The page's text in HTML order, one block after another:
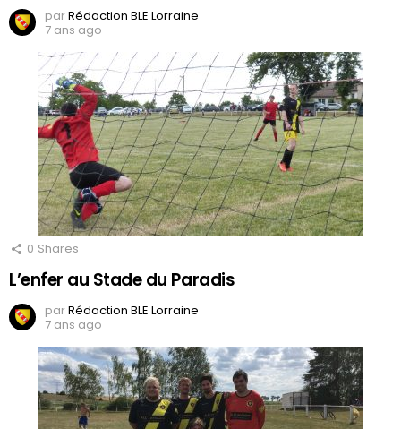
parRédaction BLE Lorraine
7 ans ago
0 Shares
L’enfer au Stade du Paradis
parRédaction BLE Lorraine
7 ans ago